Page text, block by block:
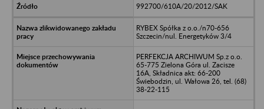
992700/610A/20/2012/SAK
RYBEX Spółka z o.o./n70-656
Szczecin/nul. Energetyków 3/4
PERFEKCJA ARCHIWUM Sp.z o.o.
65-775 Zielona Góra ul. Zacisze
16A, Składnica akt: 66-200
Świebodzin, ul. Wałowa 26, tel. (68)
38-22-115